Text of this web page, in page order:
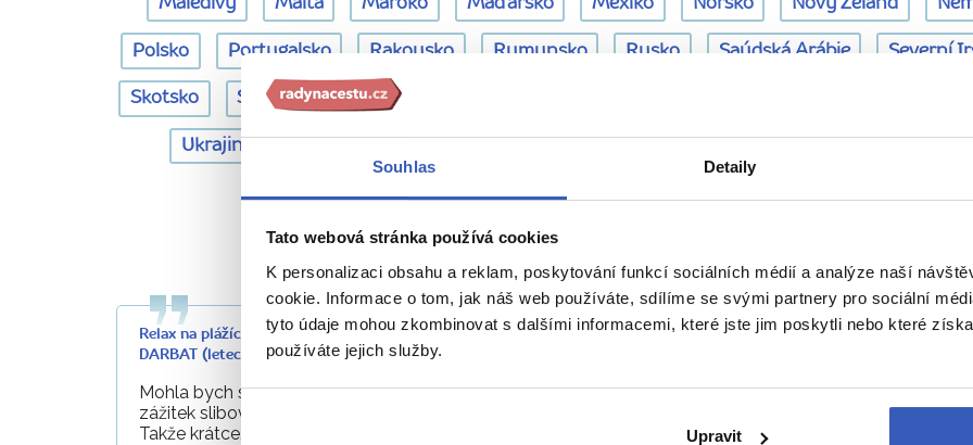
Souhlas Detaily
Tato webová stránka používá cookies
K personalizaci obsahu a reklam, poskytování funkcí sociálních médií a analýze naší
cookie. Informace o tom, jak náš web používáte, sdílíme se svými partnery pro sociální
tyto údaje mohou zkombinovat s dalšími informacemi, které jste jim poskytli nebo které
používáte jejich služby.
Upravit
Polsko Portugalsko Rakousko Rumunsko Rusko Saúdská Arábie Severní
Skotsko Slovensko Slovinsko
Ukrajina
Vaše nejnovější hodnocení průvodců
Relax na plážích Ománu + ZTRACENÉ POUŠTNÍ MĚSTO + OÁZA WÁDÍ
DARBAT (letecky z Prahy)
Mohla bych se rozepisovat velmi, protože paní Simona spojila
zážitek slibovaný cestovní kanceláří se zážitkem gastronomickým.
Takže krátce. Pokud do Ománu, jedině se Simonou Chromou.
Relax na plážích Ománu +
Paní Simona je jednak